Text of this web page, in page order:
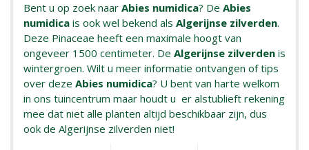
Bent u op zoek naar Abies numidica? De Abies
numidica is ook wel bekend als Algerijnse zilverden.
Deze Pinaceae heeft een maximale hoogt van
ongeveer 1500 centimeter. De Algerijnse zilverden is
wintergroen. Wilt u meer informatie ontvangen of tips
over deze Abies numidica? U bent van harte welkom
in ons tuincentrum maar houdt u er alstublieft rekening
mee dat niet alle planten altijd beschikbaar zijn, dus
ook de Algerijnse zilverden niet!